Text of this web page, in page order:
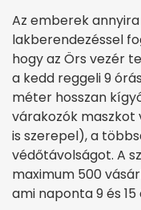
Az emberek
lakberendezéssel
hogy az Örs vezér
a kedd reggeli 9
méter hosszan
várakozók maszkot
is szerepel), a
védőtávolságot. A
maximum 500
ami naponta 9 és